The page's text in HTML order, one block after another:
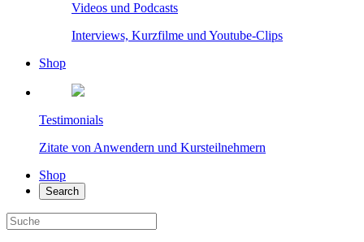
Videos und Podcasts
Interviews, Kurzfilme und Youtube-Clips
Shop
Testimonials
Zitate von Anwendern und Kursteilnehmern
Shop
Search